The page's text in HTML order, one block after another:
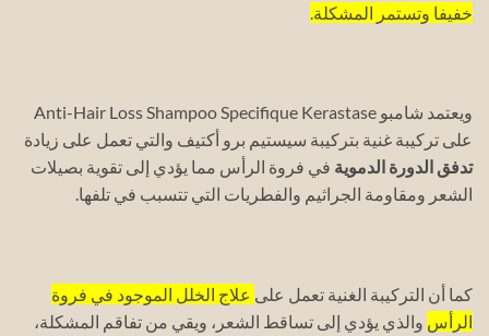
خفيفا وتستمر المشكلة.
ويعتمد شامبو Anti-Hair Loss Shampoo Specifique Kerastase
على تركيبة غنية بتركيبة سيستيم برو أكتيف والتي تعمل على زيادة
تدفق الدورة الدموية في فروة الرأس مما يؤدي إلى تقوية بصيلات
الشعر ومقاومة الجراثيم والفطريات التي تتسبب في تلفها.
كما أن التركيبة الغنية تعمل على علاج الخلل الموجود في فروة
الرأس والذي يؤدي إلى تساقط الشعر، ويقي من تفاقم المشكلة،